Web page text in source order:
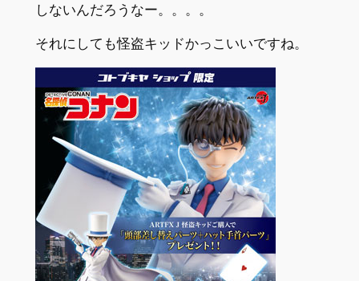
しないんだろうなー。。。。
それにしても怪盗キッドかっこいいですね。